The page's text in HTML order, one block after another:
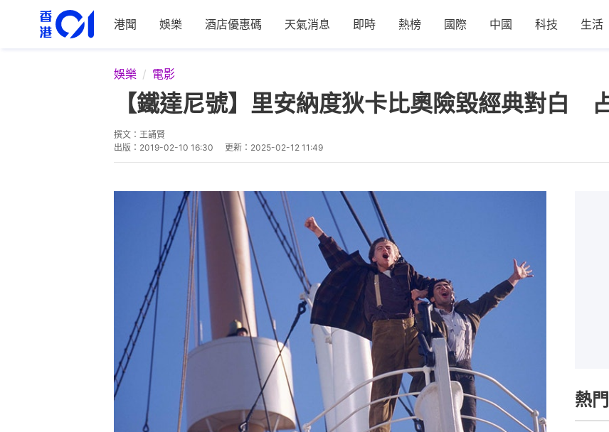
港聞 娛樂 酒店優惠碼 天氣消息 即時 熱榜 國際 中國 科技 生活
娛樂 電影
【鐵達尼號】里安納度狄卡比奧險毀經典對白
撰文： 王誦賢
出版： 2019-02-10 16:30 更新： 2025-02-12 11:49
熱